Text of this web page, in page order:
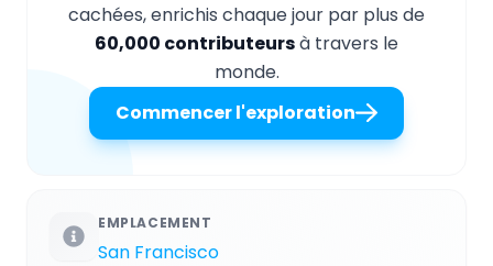
cachées, enrichis chaque jour par plus de
60,000 contributeursà travers le
monde.
Commencer l'exploration
EMPLACEMENT
San Francisco